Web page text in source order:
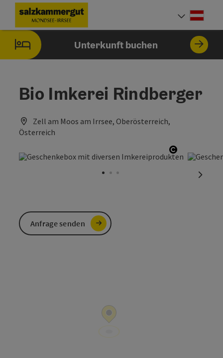
Zum InhaltAccesskey
[0]
Zur NavigationAccesskey
[1]
Zum Seitenanfang
Unterkunft buchen
Bio Imkerei Rindberger
Zell am Moos am Irrsee, Oberösterreich,
Österreich
Copyright
Anfrage senden